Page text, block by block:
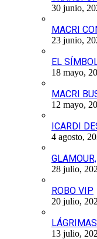
30 junio,
MACRI
23 junio,
EL
18 mayo,
MACRI
12 mayo,
ICARDI
4 agosto,
28 julio,
ROBO VIP
20 julio,
13 julio,